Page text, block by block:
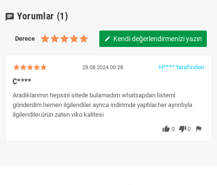
chat Yorumlar (1)
Derece edit Kendi değerlendirmenizi yazın
28.08.2024 00:28 H**** tarafından
C****
Aradıklarımın hepsini sitede bulamadım whatsapdan listemi
gönderdim.hemen ilgilendiler ayrıca indirimde yaptılar.her ayrıntıyla
ilgilendiler.ürün zaten viko kalitesi
thumb_up 0 thumb_down0 flag